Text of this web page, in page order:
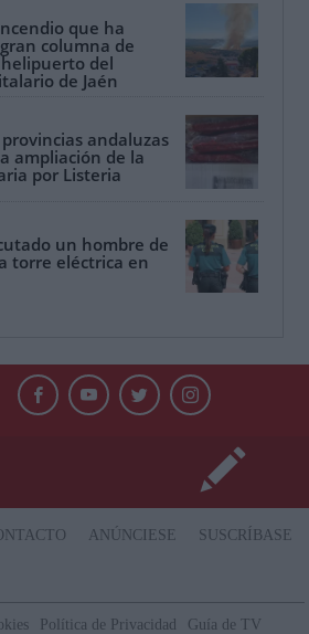
que ha
columna de
del
de Jaén
andaluzas
ampliación de la
por Listeria
un hombre de
torre eléctrica en
ANÚNCIESE
SUSCRÍBASE
Política de Privacidad Guía de TV